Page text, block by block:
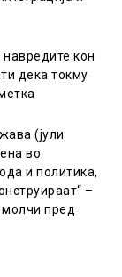
кон
дека токму
(јули
во
и политика,
–
молчи пред